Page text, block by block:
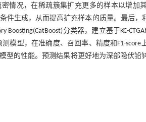
情况，在稀疏簇集扩充更多的样本以增加
件生成，从而提高扩充样本的质量。最后，
分类器，建立基于KC-
模型，在准确度、召回率、精度和F1-score
型的性能。预测结果将更好地为深部隐伏